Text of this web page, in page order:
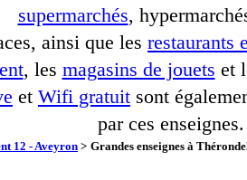
supermarchés,
ainsi que les restaurants
, les magasins de jouets et
et Wifi gratuit sont
par ces enseignes.
12 - Aveyron > Grandes enseignes à